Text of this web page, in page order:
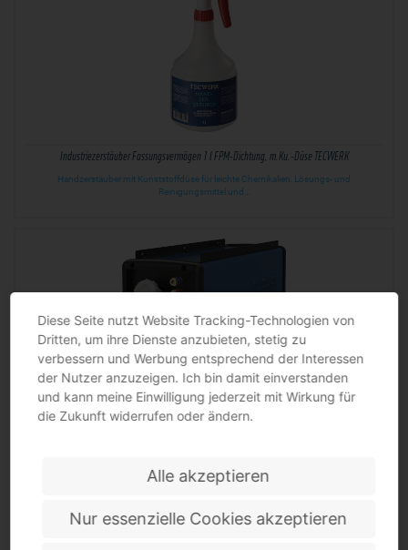
Industriezerstäuber Fassungsvermögen 1 l FPM-Dichtung, m.Ku.-Düse TECWERK
Handzerstäuber mit Kunststoffdüse für leichte Chemikalien, Lösungs- und
Reinigungsmittel und…
Diese Seite nutzt Website Tracking-Technologien von
Dritten, um ihre Dienste anzubieten, stetig zu
verbessern und Werbung entsprechend der Interessen
der Nutzer anzuzeigen. Ich bin damit einverstanden
und kann meine Einwilligung jederzeit mit Wirkung für
die Zukunft widerrufen oder ändern.
Alle akzeptieren
Nur essenzielle Cookies akzeptieren